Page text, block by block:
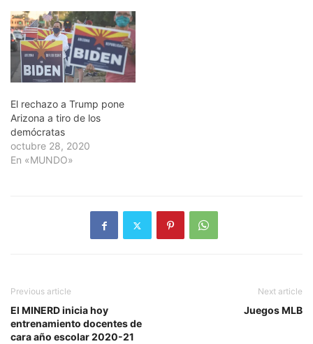
El rechazo a Trump pone
Arizona a tiro de los
demócratas
octubre 28, 2020
En «MUNDO»
Previous article
El MINERD inicia hoy
entrenamiento docentes de
cara año escolar 2020-21
Next article
Juegos MLB